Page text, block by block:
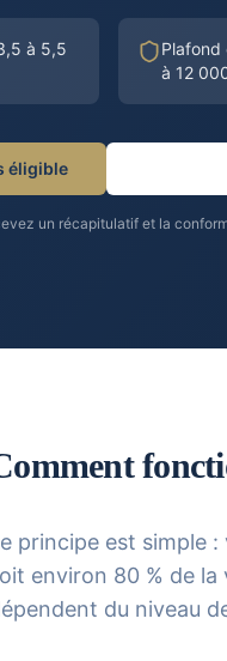
à 5,5
à 12
éligible
un récapitulatif et la
principe est simple
environ 80 % de
du niveau